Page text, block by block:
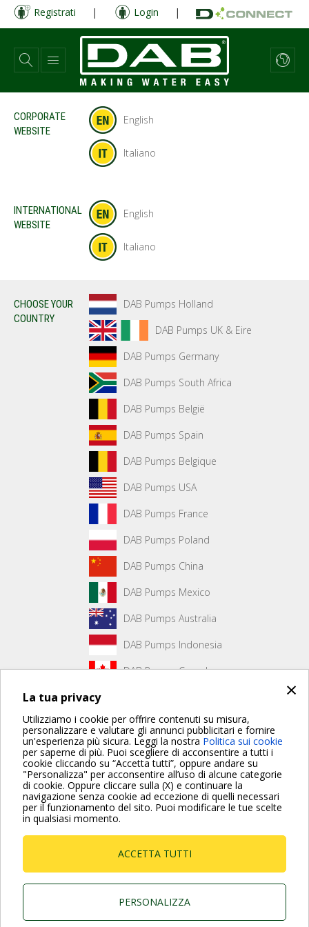
×
La tua privacy
Utilizziamo i cookie per offrire contenuti su misura,
personalizzare e valutare gli annunci pubblicitari e fornire
un'esperienza più sicura. Leggi la nostra Politica sui cookie
per saperne di più. Puoi scegliere di acconsentire a tutti i
cookie cliccando su “Accetta tutti”, oppure andare su
"Personalizza" per acconsentire all’uso di alcune categorie
di cookie. Oppure cliccare sulla (X) e continuare la
navigazione senza cookie ad eccezione di quelli necessari
per il funzionamento del sito. Puoi modificare le tue scelte
in qualsiasi momento.
ACCETTA TUTTI
PERSONALIZZA
Salta
contenuto
principale
Registrati | Login |
CORPORATE
WEBSITE
English
Italiano
INTERNATIONAL
WEBSITE
English
Italiano
CHOOSE YOUR
COUNTRY
DAB Pumps Holland
DAB Pumps UK & Eire
DAB Pumps Germany
DAB Pumps South Africa
DAB Pumps België
DAB Pumps Spain
DAB Pumps Belgique
DAB Pumps USA
DAB Pumps France
DAB Pumps Poland
DAB Pumps China
DAB Pumps Mexico
DAB Pumps Australia
DAB Pumps Indonesia
DAB Pumps Canada
Non è stato creato alcun contenuto per la prima pagina.
Per maggiori informazioni consulta anche le Domande più
Frequenti
P.I. 03675230282 - R.E.A. Padova N. 328200- Cap.